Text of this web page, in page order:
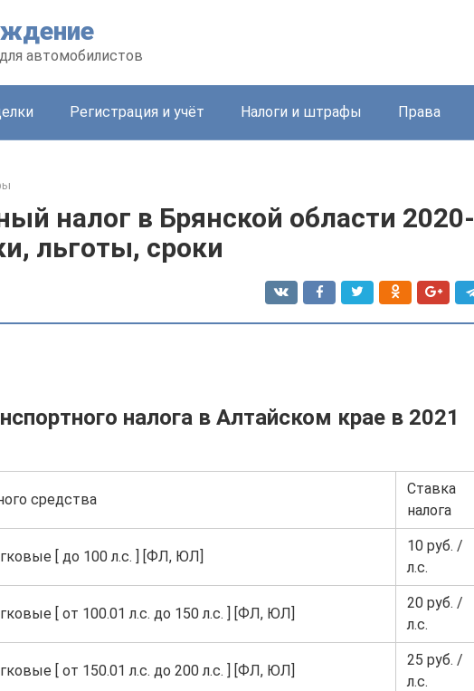
автомобилистов
Регистрация и учёт Налоги и штрафы Права
налог в Брянской области 2020-
льготы, сроки
налога в Алтайском крае в 2021
средства
Ставка
налога
[ до 100 л.с. ] [ФЛ, ЮЛ]
10 руб. /
л.с.
[ от 100.01 л.с. до 150 л.с. ] [ФЛ, ЮЛ]
20 руб. /
л.с.
[ от 150.01 л.с. до 200 л.с. ] [ФЛ, ЮЛ]
25 руб. /
л.с.